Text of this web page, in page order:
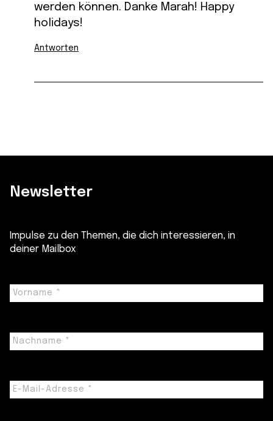
werden können. Danke Marah! Happy
holidays!
Antworten
Newsletter
Impulse zu den Themen, die dich interessieren, in
deiner Mailbox